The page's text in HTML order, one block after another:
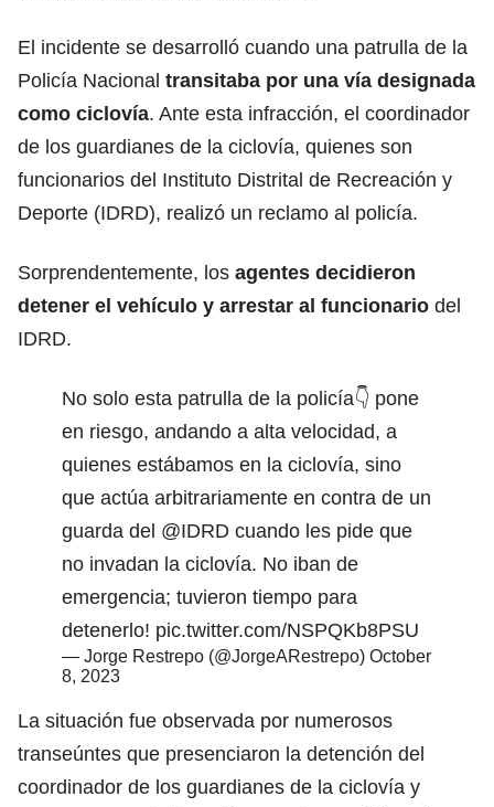
El incidente se desarrolló cuando una patrulla de la
Policía Nacional transitaba por una vía designada
como ciclovía. Ante esta infracción, el coordinador
de los guardianes de la ciclovía, quienes son
funcionarios del Instituto Distrital de Recreación y
Deporte (IDRD), realizó un reclamo al policía.
Sorprendentemente, los agentes decidieron
detener el vehículo y arrestar al funcionario del
IDRD.
No solo esta patrulla de la policía👇 pone
en riesgo, andando a alta velocidad, a
quienes estábamos en la ciclovía, sino
que actúa arbitrariamente en contra de un
guarda del @IDRD cuando les pide que
no invadan la ciclovía. No iban de
emergencia; tuvieron tiempo para
detenerlo! pic.twitter.com/NSPQKb8PSU
— Jorge Restrepo (@JorgeARestrepo) October
8, 2023
La situación fue observada por numerosos
transeúntes que presenciaron la detención del
coordinador de los guardianes de la ciclovía y